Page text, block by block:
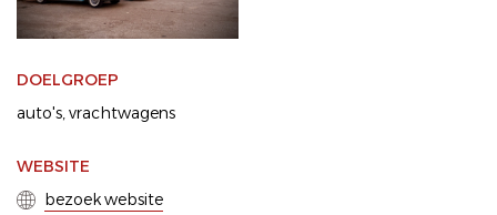
DOELGROEP
auto's vrachtwagens
WEBSITE
bezoek website